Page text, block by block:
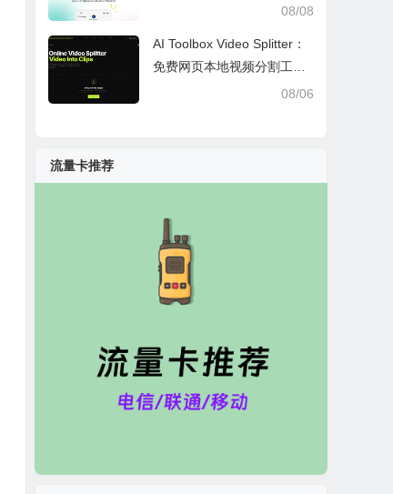
08/08
AI Toolbox Video Splitter：
免费网页本地视频分割工
具，多模式裁切高清视频且
08/06
流量卡推荐